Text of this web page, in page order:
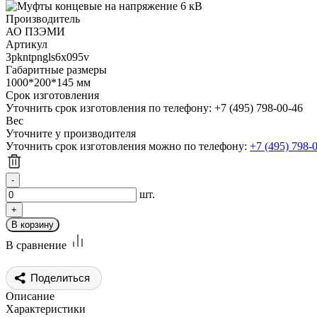
Производитель
АО ПЗЭМИ
Артикул
3pkntpngls6x095v
Габаритные размеры
1000*200*145 мм
Срок изготовления
Уточнить срок изготовления по телефону: +7 (495) 798-00-46
Вес
Уточните у производителя
Уточнить срок изготовления можно по телефону: +7 (495) 798-
шт.
В сравнение
Поделиться
Описание
Характеристики